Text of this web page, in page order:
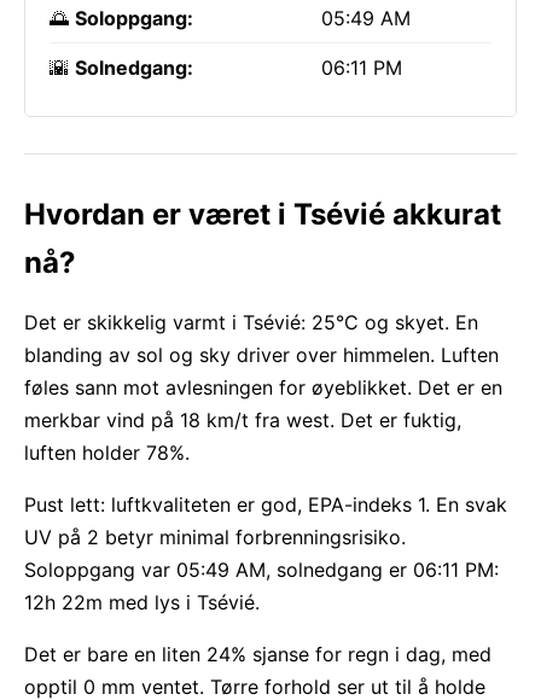
🌅 Soloppgang: 05:49 AM
🌇 Solnedgang: 06:11 PM
Hvordan er været i Tsévié akkurat
nå?
Det er skikkelig varmt i Tsévié: 25°C og skyet. En
blanding av sol og sky driver over himmelen. Luften
føles sann mot avlesningen for øyeblikket. Det er en
merkbar vind på 18 km/t fra west. Det er fuktig,
luften holder 78%.
Pust lett: luftkvaliteten er god, EPA-indeks 1. En svak
UV på 2 betyr minimal forbrenningsrisiko.
Soloppgang var 05:49 AM, solnedgang er 06:11 PM:
12h 22m med lys i Tsévié.
Det er bare en liten 24% sjanse for regn i dag, med
opptil 0 mm ventet. Tørre forhold ser ut til å holde